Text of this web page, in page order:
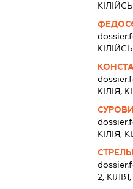
КІЛІЯ,
КІЛІЯ,
2,